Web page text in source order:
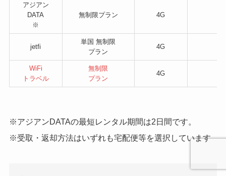
アジアン
DATA
※
無制限プラン 4G
jetfi
単国 無制限
プラン
4G
WiFi
トラベル
無制限
プラン
4G
※アジアンDATAの最短レンタル期間は2日間です。
※受取・返却方法はいずれも宅配便等を選択しています